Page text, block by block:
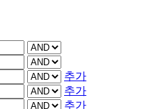
추가
추가
추가